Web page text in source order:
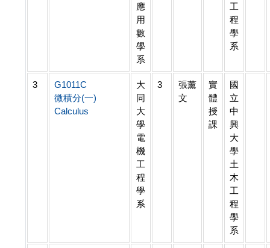
應
用
數
學
系
工
程
學
系
3
G1011C
微積分(一)
Calculus
大
同
大
學
電
機
工
程
學
系
3
張薰
文
實
體
授
課
國
立
中
興
大
學
土
木
工
程
學
系